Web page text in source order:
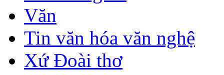
Văn
Tin văn hóa văn nghệ
Xứ Đoài thơ